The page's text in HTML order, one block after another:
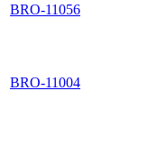
BRO-11056
BRO-11004